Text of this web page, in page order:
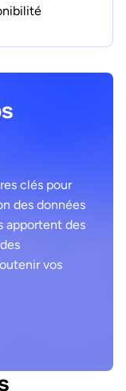
clés pour
des données
apportent des
vos